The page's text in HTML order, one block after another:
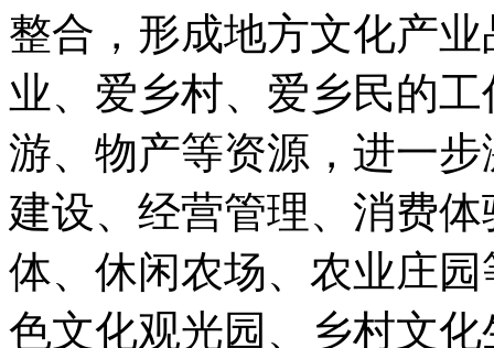
整合，形成地方文化产
业、爱乡村、爱乡民的
游、物产等资源，进一
建设、经营管理、消费
体、休闲农场、农业庄
色文化观光园、乡村文